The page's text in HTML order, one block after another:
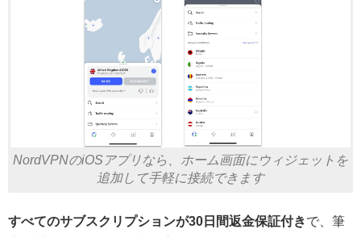
NordVPNのiOSアプリなら、ホーム画面にウィジェットを
追加して手軽に接続できます
すべてのサブスクリプションが30日間返金保証付きで、筆